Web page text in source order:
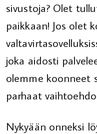
sivustoja? Olet
paikkaan! Jos olet
joka aidosti
olemme koonneet
parhaat
Nykyään onneksi